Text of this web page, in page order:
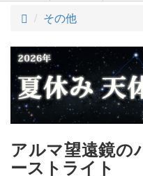
ト
プ
その他
アルマ望遠鏡の
ーストライト